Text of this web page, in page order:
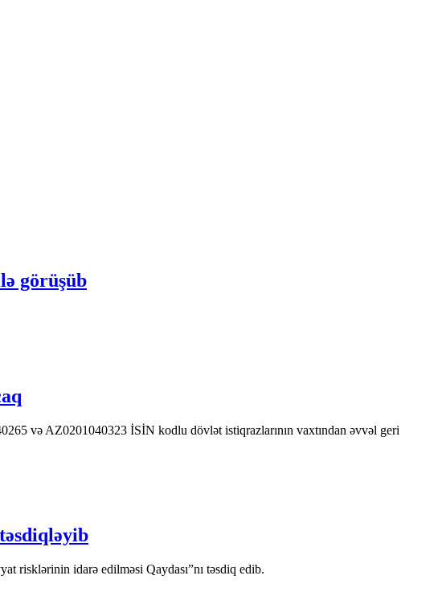
görüşüb
və AZ0201040323 İSİN kodlu dövlət istiqrazlarının vaxtından əvvəl geri
risklərinin idarə edilməsi Qaydası”nı təsdiq edib.